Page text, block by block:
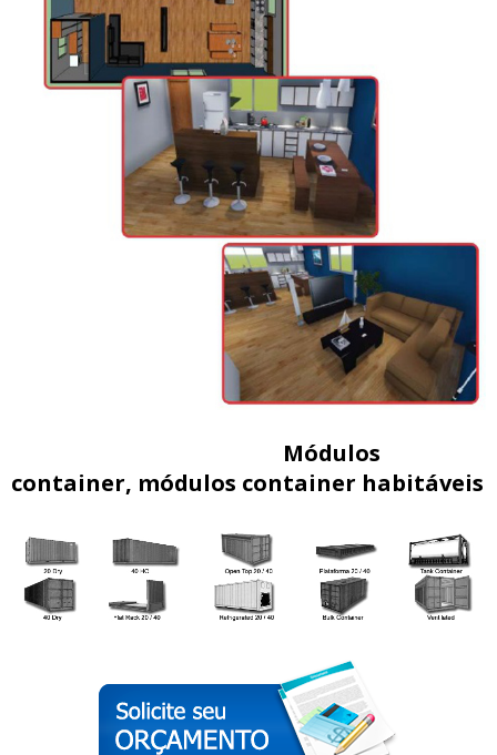
Módulos
container, módulos container habitáveis